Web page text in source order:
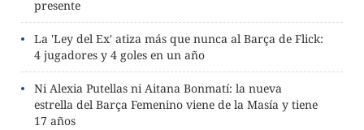
presente
La 'Ley del Ex' atiza más que nunca al Barça de Flick:
4 jugadores y 4 goles en un año
Ni Alexia Putellas ni Aitana Bonmatí: la nueva
estrella del Barça Femenino viene de la Masía y tiene
17 años